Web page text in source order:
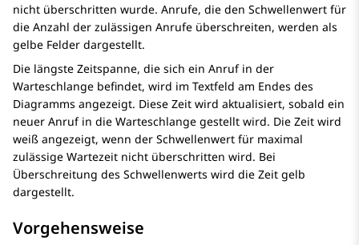
nicht überschritten wurde. Anrufe, die den Schwellenwert für
die Anzahl der zulässigen Anrufe überschreiten, werden als
gelbe Felder dargestellt.
Die längste Zeitspanne, die sich ein Anruf in der
Warteschlange befindet, wird im Textfeld am Endes des
Diagramms angezeigt. Diese Zeit wird aktualisiert, sobald ein
neuer Anruf in die Warteschlange gestellt wird. Die Zeit wird
weiß angezeigt, wenn der Schwellenwert für maximal
zulässige Wartezeit nicht überschritten wird. Bei
Überschreitung des Schwellenwerts wird die Zeit gelb
dargestellt.
Vorgehensweise